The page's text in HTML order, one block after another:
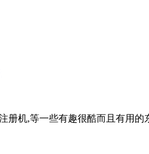
册机,等一些有趣很酷而且有用